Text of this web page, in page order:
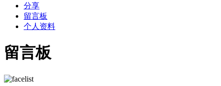
分享
留言板
个人资料
留言板